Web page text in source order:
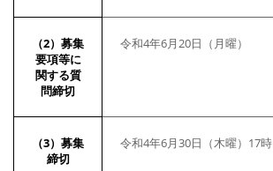
（2）募集
要項等に
関する質
問締切
令和4年6月20日（月曜）
（3）募集
締切
令和4年6月30日（木曜）17時